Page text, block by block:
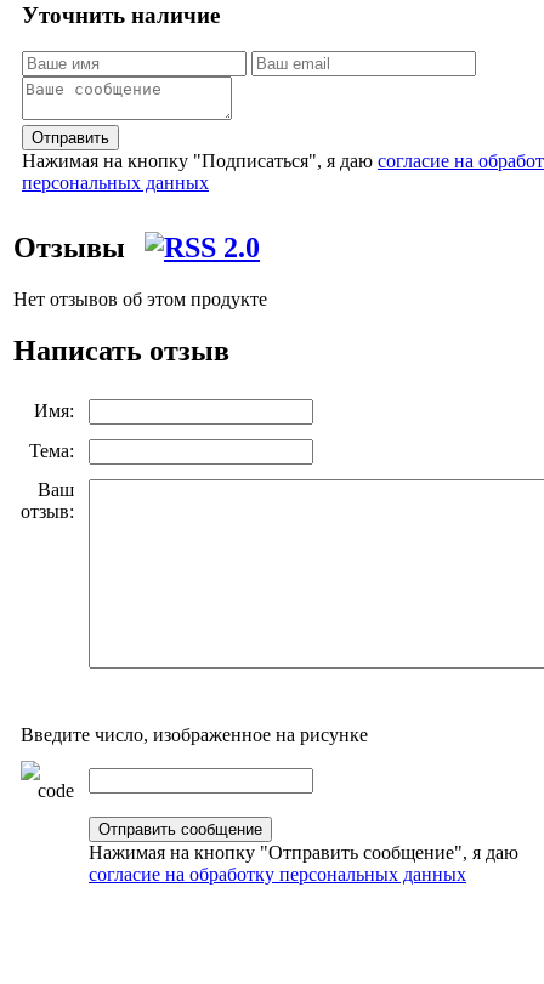
Уточнить наличие
Отправить
Нажимая на кнопку "Подписаться", я даю согласие на
персональных данных
Отзывы
Нет отзывов об этом продукте
Написать отзыв
Имя:
Тема:
Ваш
отзыв:
Введите число, изображенное на рисунке
Нажимая на кнопку "Отправить сообщение", я даю
согласие на обработку персональных данных